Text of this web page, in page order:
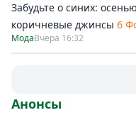
Забудьте о синих:
коричневые джинсы 6
МодаВчера 16:32
Анонсы